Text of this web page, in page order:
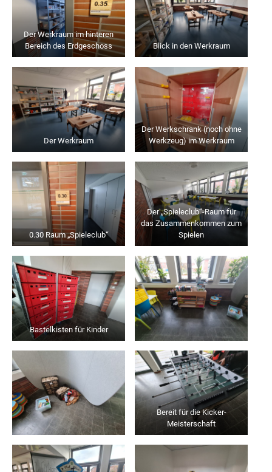
Der Werkraum im hinteren
Bereich des Erdgeschoss
Blick in den Werkraum
Der Werkraum
Der Werkschrank (noch ohne
Werkzeug) im Werkraum
0.30 Raum „Spieleclub“
Der „Spieleclub“-Raum für
das Zusammenkommen zum
Spielen
Bastelkisten für Kinder
Bereit für die Kicker-
Meisterschaft